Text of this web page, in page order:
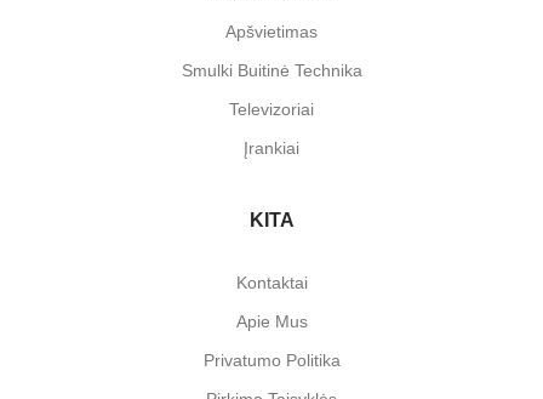
Apšvietimas
Smulki Buitinė Technika
Televizoriai
Įrankiai
KITA
Kontaktai
Apie Mus
Privatumo Politika